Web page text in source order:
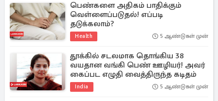
பெண்களை அதிகம் பாதிக்கும்
வெள்ளைப்படுதல்! எப்படி
தடுக்கலாம்?
Health 5 ஆண்டுகள் முன்
தூக்கில் சடலமாக தொங்கிய 38
வயதான வங்கி பெண் ஊழியர்! அவர்
கைப்பட எழுதி வைத்திருந்த கடிதம்
India 5 ஆண்டுகள் முன்